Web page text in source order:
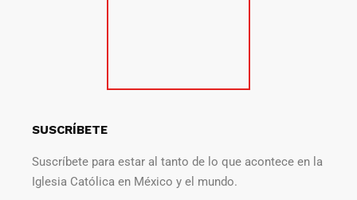
SUSCRÍBETE
Suscríbete para estar al tanto de lo que acontece en la
Iglesia Católica en México y el mundo.